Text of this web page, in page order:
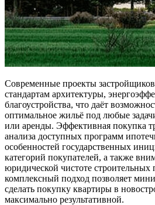
Современные проекты
стандартам архитектуры,
благоустройства, что даёт
оптимальное жильё под любые
или аренды. Эффективная покупка
анализа доступных программ
особенностей государственных
категорий покупателей, а также
юридической чистоте строительных
комплексный подход позволяет
сделать покупку квартиры в
максимально результативной.